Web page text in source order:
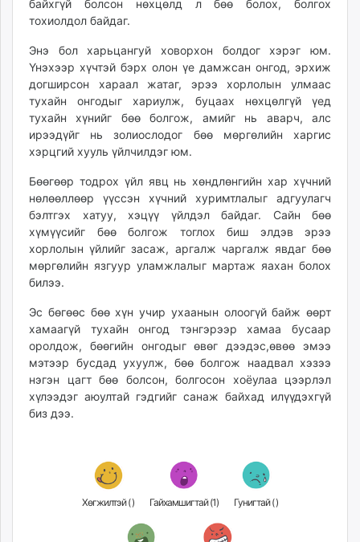
paparazzi.mn
байхгүй болсон нөхцөлд л бөө болох, болгох
тохиолдол байдаг.
Энэ бол харьцангуй ховорхон болдог хэрэг юм.
Үнэхээр хүчтэй бэрх олон үе дамжсан онгод, эрхиж
догширсон хараал жатаг, эрээ хорлолын улмаас
тухайн онгодыг хариулж, буцаах нөхцөлгүй үед
тухайн хүнийг бөө болгож, амийг нь аварч, алс
ирээдүйг нь золиослодог бөө мөргөлийн харгис
хэрцгий хууль үйлчилдэг юм.
Бөөгөөр тодрох үйл явц нь хөндлөнгийн хар хүчний
нөлөөллөөр үүссэн хүчний хуримтлалыг адгуулагч
бэлтгэх хатуу, хэцүү үйлдэл байдаг. Сайн бөө
хүмүүсийг бөө болгож тоглох биш элдэв эрээ
хорлолын үйлийг засаж, аргалж чаргалж явдаг бөө
мөргөлийн язгуур уламжлалыг мартаж яахан болох
билээ.
Эс бөгөөс бөө хүн учир ухаанын олоогүй байж өөрт
хамаагүй тухайн онгод тэнгэрээр хамаа бусаар
оролдож, бөөгийн онгодыг өвөг дээдэс,өвөө эмээ
мэтээр бусдад ухуулж, бөө болгож наадвал хэзээ
нэгэн цагт бөө болсон, болгосон хоёулаа цээрлэл
хүлээдэг аюултай гэдгийг санаж байхад илүүдэхгүй
биз дээ.
Хөгжилтэй () Гайхамшигтай (1) Гунигтай ()